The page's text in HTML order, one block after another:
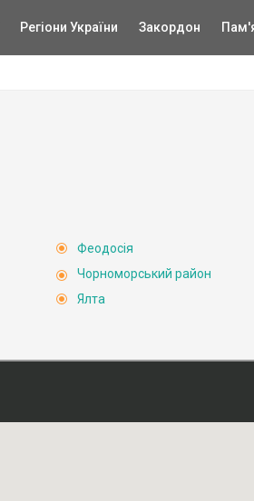
Регіони України Закордон
Феодосія
Чорноморський район
Ялта